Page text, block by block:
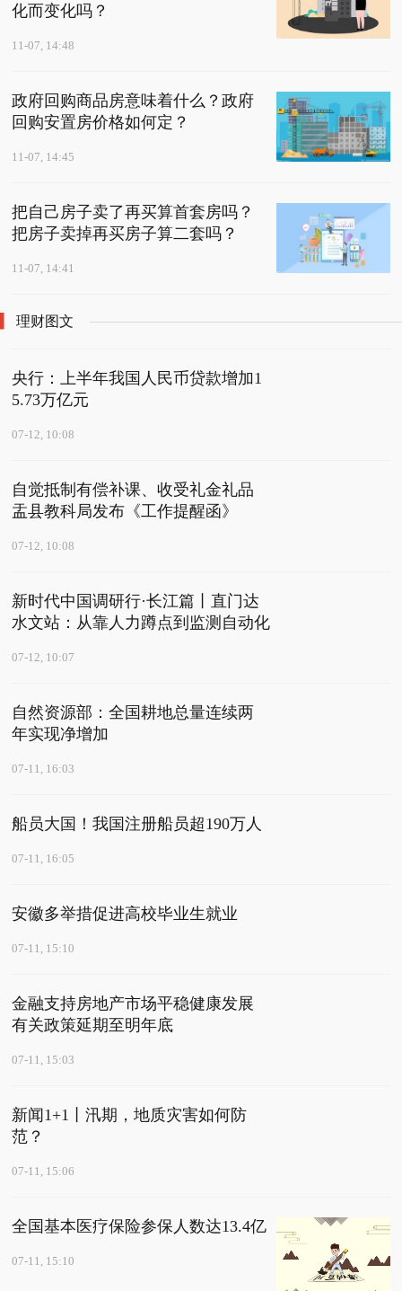
化而变化吗？
11-07, 14:48
政府回购商品房意味着什么？政府
回购安置房价格如何定？
11-07, 14:45
把自己房子卖了再买算首套房吗？
把房子卖掉再买房子算二套吗？
11-07, 14:41
理财图文
央行：上半年我国人民币贷款增加1
5.73万亿元
07-12, 10:08
自觉抵制有偿补课、收受礼金礼品
盂县教科局发布《工作提醒函》
07-12, 10:08
新时代中国调研行·长江篇丨直门达
水文站：从靠人力蹲点到监测自动化
07-12, 10:07
自然资源部：全国耕地总量连续两
年实现净增加
07-11, 16:03
船员大国！我国注册船员超190万人
07-11, 16:05
安徽多举措促进高校毕业生就业
07-11, 15:10
金融支持房地产市场平稳健康发展
有关政策延期至明年底
07-11, 15:03
新闻1+1丨汛期，地质灾害如何防
范？
07-11, 15:06
全国基本医疗保险参保人数达13.4亿
07-11, 15:10